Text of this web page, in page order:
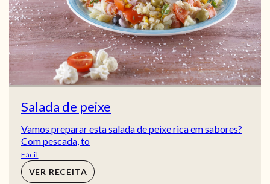
Salada de peixe
Vamos preparar esta salada de peixe rica em sabores?
Com pescada, to
Fácil
VER RECEITA